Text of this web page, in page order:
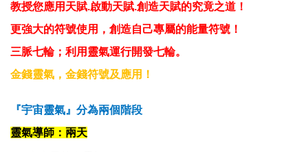
教授您應用天賦.啟動天賦.創造天賦的究竟之道！
更強大的符號使用，創造自己專屬的能量符號！
三脈七輪；利用靈氣運行開發七輪。
金錢靈氣，金錢符號及應用！
『宇宙靈氣』分為兩個階段
靈氣導師：兩天